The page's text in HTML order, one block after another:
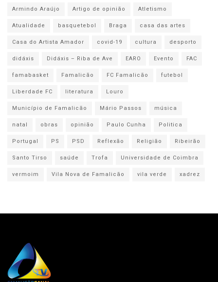
Armindo Araújo Artigo de opinião
Atletismo
Atualidade
basquetebol Braga
casa das artes
Casa do Artista Amador
covid-19 cultura
desporto
didáxis
Didáxis – Riba de Ave EARO Evento
FAC
famabasket
Famalicão FC Famalicão
futebol
Liberdade FC
literatura
Louro
Município de Famalicão
Mário Passos
música
natal
obras opinião Paulo Cunha
Politica
Portugal
PS PSD Reflexão Religião
Ribeirão
Santo Tirso
saúde Trofa
Universidade de Coimbra
vermoim
Vila Nova de Famalicão vila verde xadrez